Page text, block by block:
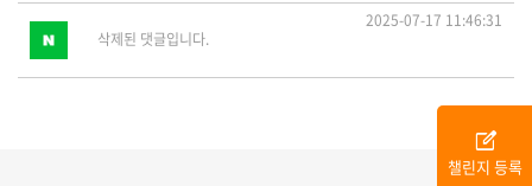
edit_square
챌린지 등록
삭제된 댓글입니다.
2025-07-17 11:46:31